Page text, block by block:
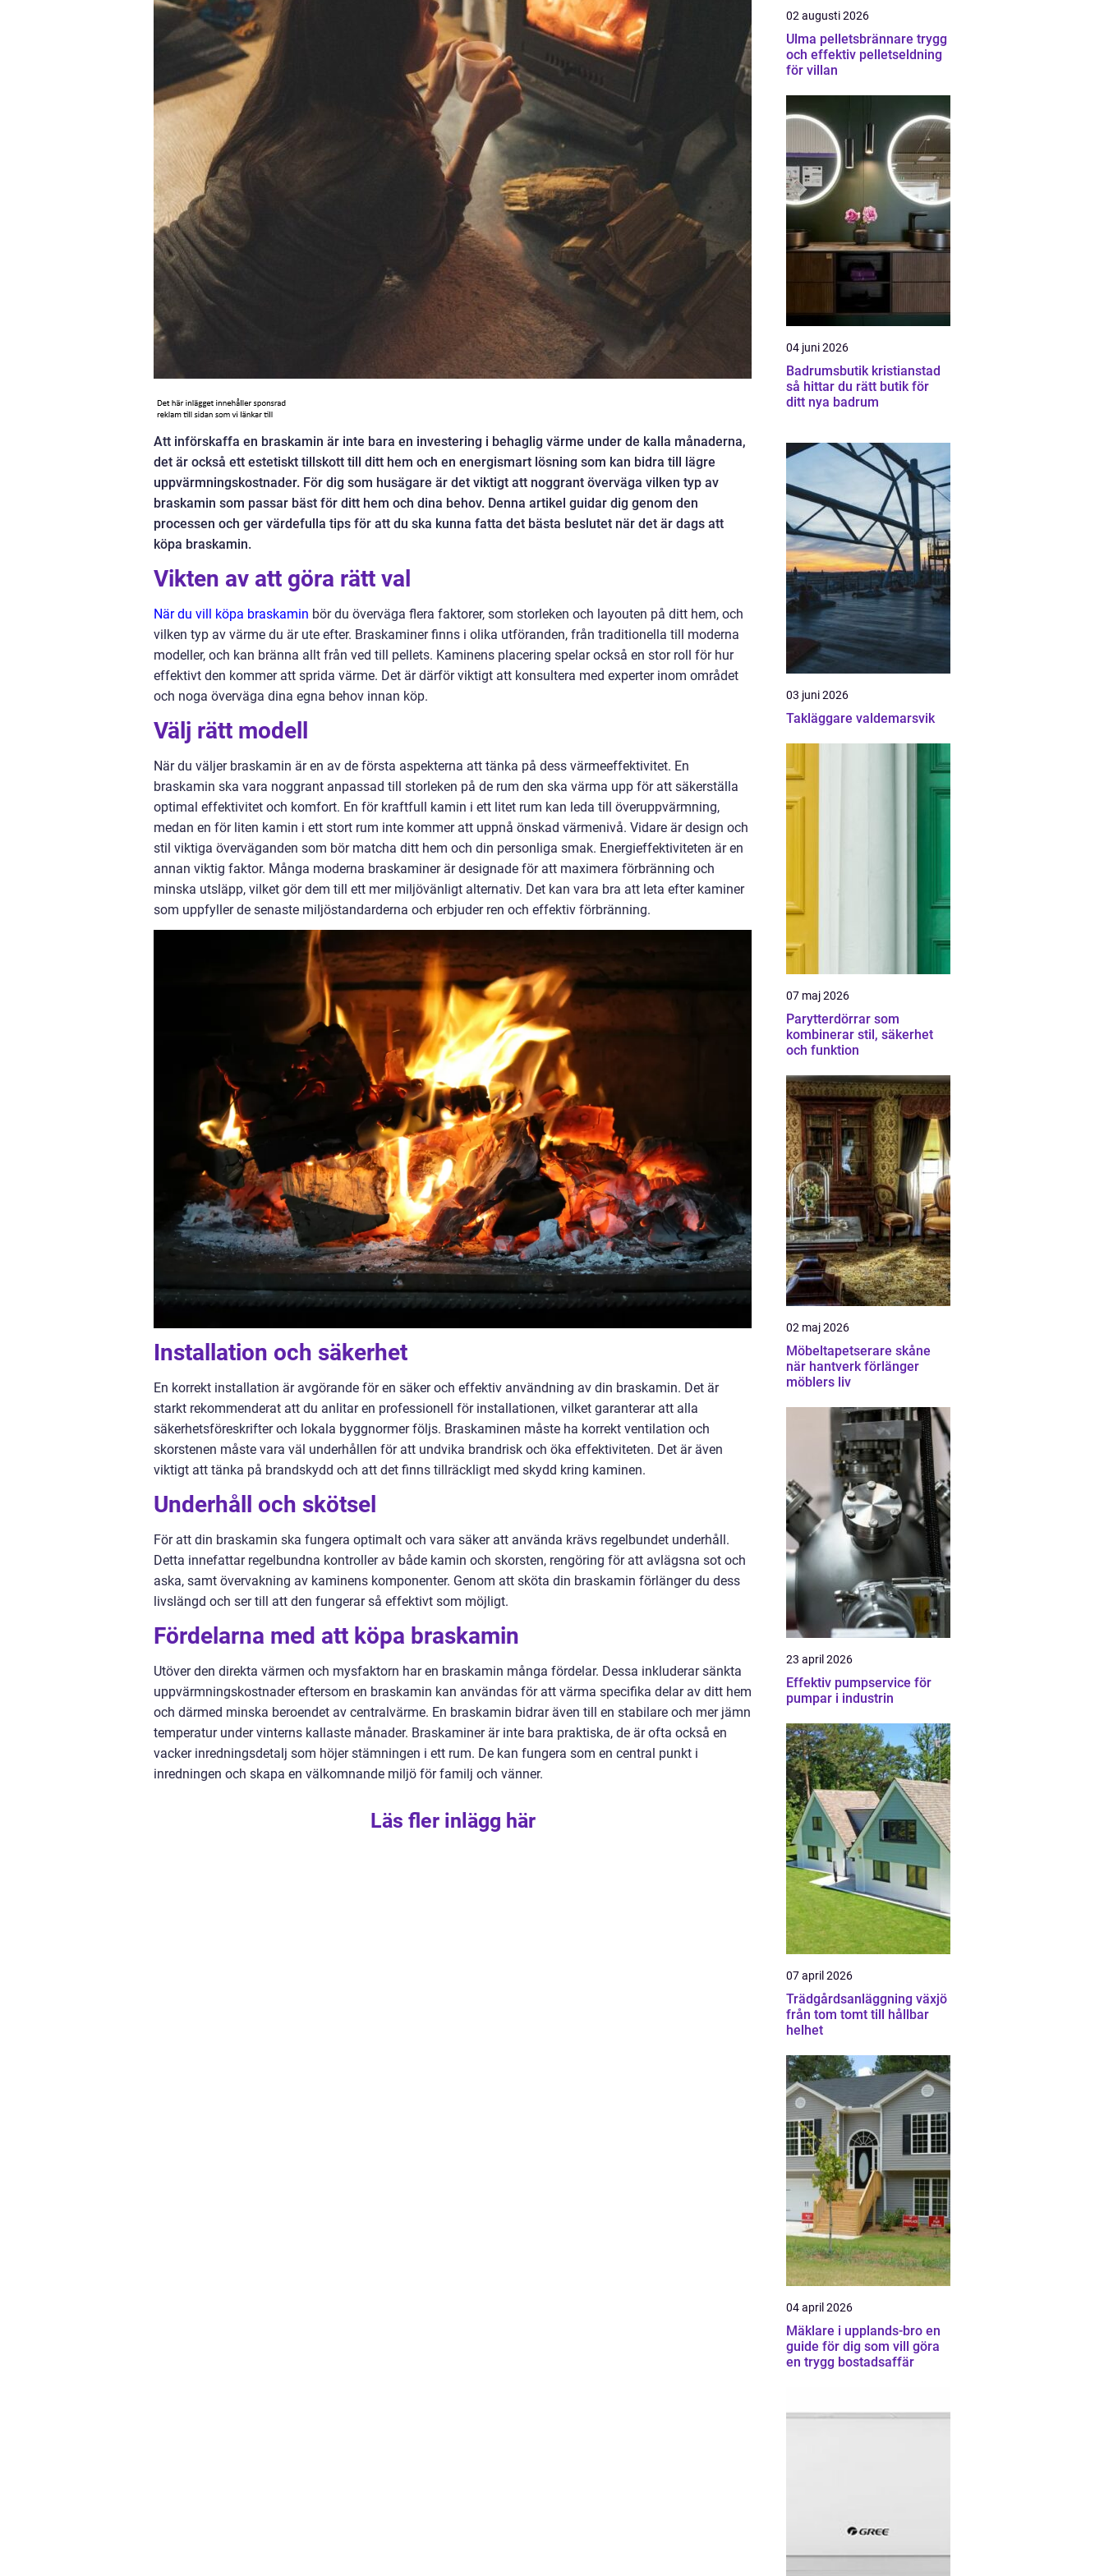
Att införskaffa en braskamin är inte bara en investering i behaglig värme under de kalla månaderna,
det är också ett estetiskt tillskott till ditt hem och en energismart lösning som kan bidra till lägre
uppvärmningskostnader. För dig som husägare är det viktigt att noggrant överväga vilken typ av
braskamin som passar bäst för ditt hem och dina behov. Denna artikel guidar dig genom den
processen och ger värdefulla tips för att du ska kunna fatta det bästa beslutet när det är dags att
köpa braskamin.
Vikten av att göra rätt val
När du vill köpa braskamin bör du överväga flera faktorer, som storleken och layouten på ditt hem, och
vilken typ av värme du är ute efter. Braskaminer finns i olika utföranden, från traditionella till moderna
modeller, och kan bränna allt från ved till pellets. Kaminens placering spelar också en stor roll för hur
effektivt den kommer att sprida värme. Det är därför viktigt att konsultera med experter inom området
och noga överväga dina egna behov innan köp.
Välj rätt modell
När du väljer braskamin är en av de första aspekterna att tänka på dess värmeeffektivitet. En
braskamin ska vara noggrant anpassad till storleken på de rum den ska värma upp för att säkerställa
optimal effektivitet och komfort. En för kraftfull kamin i ett litet rum kan leda till överuppvärmning,
medan en för liten kamin i ett stort rum inte kommer att uppnå önskad värmenivå. Vidare är design och
stil viktiga överväganden som bör matcha ditt hem och din personliga smak. Energieffektiviteten är en
annan viktig faktor. Många moderna braskaminer är designade för att maximera förbränning och
minska utsläpp, vilket gör dem till ett mer miljövänligt alternativ. Det kan vara bra att leta efter kaminer
som uppfyller de senaste miljöstandarderna och erbjuder ren och effektiv förbränning.
Installation och säkerhet
En korrekt installation är avgörande för en säker och effektiv användning av din braskamin. Det är
starkt rekommenderat att du anlitar en professionell för installationen, vilket garanterar att alla
säkerhetsföreskrifter och lokala byggnormer följs. Braskaminen måste ha korrekt ventilation och
skorstenen måste vara väl underhållen för att undvika brandrisk och öka effektiviteten. Det är även
viktigt att tänka på brandskydd och att det finns tillräckligt med skydd kring kaminen.
Underhåll och skötsel
För att din braskamin ska fungera optimalt och vara säker att använda krävs regelbundet underhåll.
Detta innefattar regelbundna kontroller av både kamin och skorsten, rengöring för att avlägsna sot och
aska, samt övervakning av kaminens komponenter. Genom att sköta din braskamin förlänger du dess
livslängd och ser till att den fungerar så effektivt som möjligt.
Fördelarna med att köpa braskamin
Utöver den direkta värmen och mysfaktorn har en braskamin många fördelar. Dessa inkluderar sänkta
uppvärmningskostnader eftersom en braskamin kan användas för att värma specifika delar av ditt hem
och därmed minska beroendet av centralvärme. En braskamin bidrar även till en stabilare och mer jämn
temperatur under vinterns kallaste månader. Braskaminer är inte bara praktiska, de är ofta också en
vacker inredningsdetalj som höjer stämningen i ett rum. De kan fungera som en central punkt i
inredningen och skapa en välkomnande miljö för familj och vänner.
Läs fler inlägg här
02 augusti 2026
Ulma pelletsbrännare trygg
och effektiv pelletseldning
för villan
04 juni 2026
Badrumsbutik kristianstad
så hittar du rätt butik för
ditt nya badrum
03 juni 2026
Takläggare valdemarsvik
07 maj 2026
Parytterdörrar som
kombinerar stil, säkerhet
och funktion
02 maj 2026
Möbeltapetserare skåne
när hantverk förlänger
möblers liv
23 april 2026
Effektiv pumpservice för
pumpar i industrin
07 april 2026
Trädgårdsanläggning växjö
från tom tomt till hållbar
helhet
04 april 2026
Mäklare i upplands-bro en
guide för dig som vill göra
en trygg bostadsaffär